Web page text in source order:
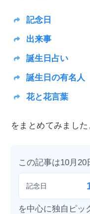
記念日
出来事
誕生日占い
誕生日の有名人
花と花言葉
をまとめてみました
この記事は10月20
記念日
を中心に独自ピッ